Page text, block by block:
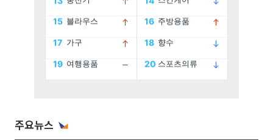
주요뉴스